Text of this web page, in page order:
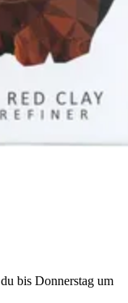
bis Donnerstag um